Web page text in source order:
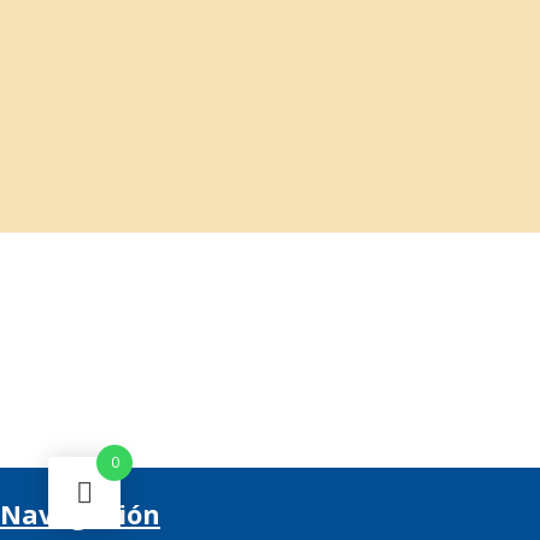
Navegación
0